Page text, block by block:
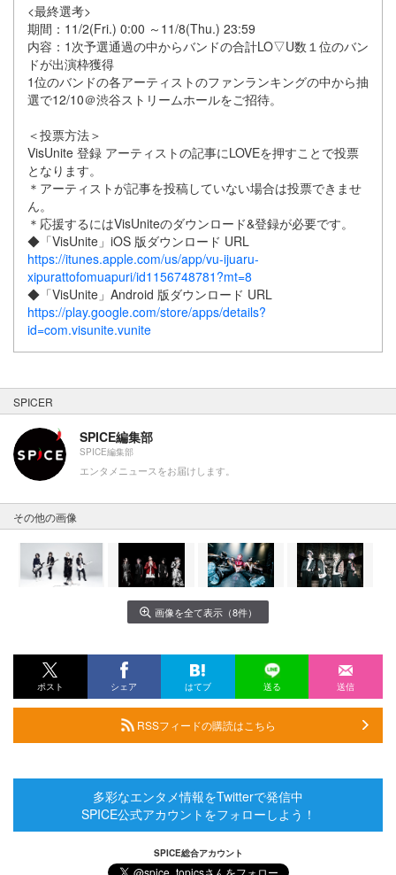
<最終選考>
期間：11/2(Fri.) 0:00 ～11/8(Thu.) 23:59
内容：1次予選通過の中からバンドの合計LO▽U数１位のバン
ドが出演枠獲得
1位のバンドの各アーティストのファンランキングの中から抽
選で12/10＠渋谷ストリームホールをご招待。
＜投票方法＞
VisUnite 登録 アーティストの記事にLOVEを押すことで投票
となります。
＊アーティストが記事を投稿していない場合は投票できませ
ん。
＊応援するにはVisUniteのダウンロード&登録が必要です。
◆「VisUnite」iOS 版ダウンロード URL
https://itunes.apple.com/us/app/vu-ijuaru-
xipurattofomuapuri/id1156748781?mt=8
◆「VisUnite」Android 版ダウンロード URL
https://play.google.com/store/apps/details?
id=com.visunite.vunite
SPICER
SPICE編集部
SPICE編集部
エンタメニュースをお届けします。
その他の画像
画像を全て表示（8件）
ポスト シェア はてブ 送る 送信
RSSフィードの購読はこちら
多彩なエンタメ情報をTwitterで発信中
SPICE公式アカウントをフォローしよう！
SPICE総合アカウント